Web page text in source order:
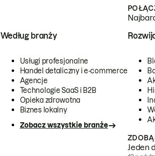
Według branży
Usługi profesjonalne
Handel detaliczny i e-commerce
Agencje
Technologie SaaS i B2B
Opieka zdrowotna
Biznes lokalny
Zobacz wszystkie branże
Jeden